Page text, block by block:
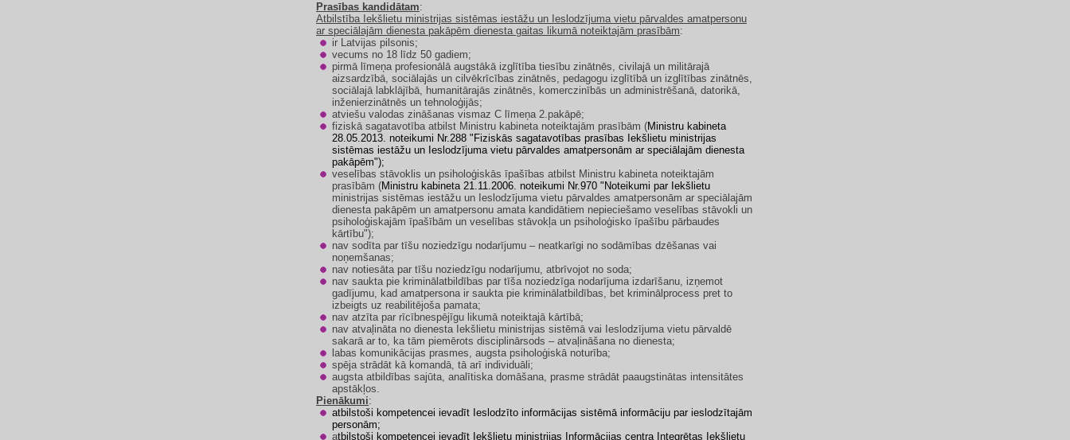
Prasības kandidātam:
Atbilstība Iekšlietu ministrijas sistēmas iestāžu un Ieslodzījuma vietu pārvaldes amatpersonu
ar speciālajām dienesta pakāpēm dienesta gaitas likumā noteiktajām prasībām:
ir Latvijas pilsonis;
vecums no 18 līdz 50 gadiem;
pirmā līmeņa profesionālā augstākā izglītība tiesību zinātnēs, civilajā un militārajā
aizsardzībā, sociālajās un cilvēkrīcības zinātnēs, pedagogu izglītībā un izglītības zinātnēs,
sociālajā labklājībā, humanitārajās zinātnēs, komerczinībās un administrēšanā, datorikā,
inženierzinātnēs un tehnoloģijās;
atviešu valodas zināšanas vismaz C līmeņa 2.pakāpē;
fiziskā sagatavotība atbilst Ministru kabineta noteiktajām prasībām (Ministru kabineta
28.05.2013. noteikumi Nr.288 "Fiziskās sagatavotības prasības Iekšlietu ministrijas
sistēmas iestāžu un Ieslodzījuma vietu pārvaldes amatpersonām ar speciālajām dienesta
pakāpēm");
veselības stāvoklis un psiholoģiskās īpašības atbilst Ministru kabineta noteiktajām
prasībām (Ministru kabineta 21.11.2006. noteikumi Nr.970 "Noteikumi par Iekšlietu
ministrijas sistēmas iestāžu un Ieslodzījuma vietu pārvaldes amatpersonām ar speciālajām
dienesta pakāpēm un amatpersonu amata kandidātiem nepieciešamo veselības stāvokli un
psiholoģiskajām īpašībām un veselības stāvokļa un psiholoģisko īpašību pārbaudes
kārtību");
nav sodīta par tīšu noziedzīgu nodarījumu – neatkarīgi no sodāmības dzēšanas vai
noņemšanas;
nav notiesāta par tīšu noziedzīgu nodarījumu, atbrīvojot no soda;
nav saukta pie kriminālatbildības par tīša noziedzīga nodarījuma izdarīšanu, izņemot
gadījumu, kad amatpersona ir saukta pie kriminālatbildības, bet kriminālprocess pret to
izbeigts uz reabilitējoša pamata;
nav atzīta par rīcībnespējīgu likumā noteiktajā kārtībā;
nav atvaļināta no dienesta Iekšlietu ministrijas sistēmā vai Ieslodzījuma vietu pārvaldē
sakarā ar to, ka tām piemērots disciplinārsods – atvaļināšana no dienesta;
labas komunikācijas prasmes, augsta psiholoģiskā noturība;
spēja strādāt kā komandā, tā arī individuāli;
augsta atbildības sajūta, analītiska domāšana, prasme strādāt paaugstinātas intensitātes
apstākļos.
Pienākumi:
atbilstoši kompetencei ievadīt Ieslodzīto informācijas sistēmā informāciju par ieslodzītajām
personām;
atbilstoši kompetencei ievadīt Iekšlietu ministrijas Informācijas centra Integrētas Iekšlietu